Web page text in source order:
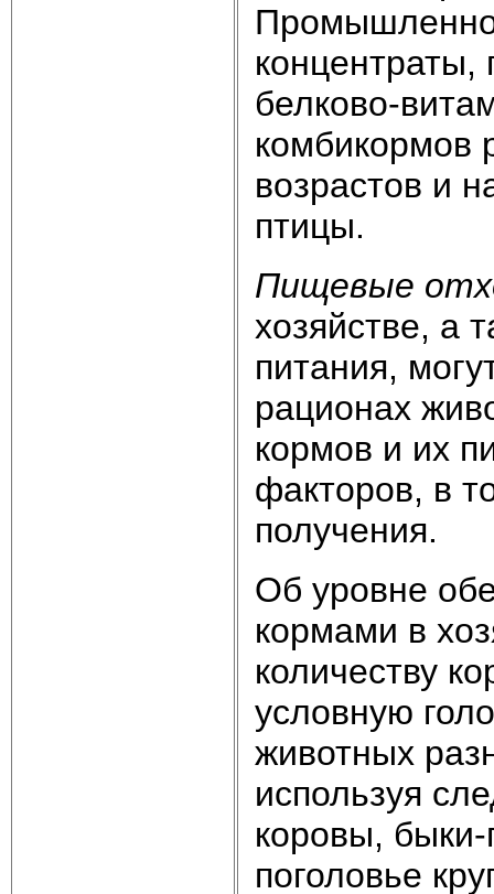
белково-
комбикормов
возрастов и
птицы.
Пищевые
хозяйстве, а
питания,
рационах
кормов и их
факторов, в
получения.
Об уровне
кормами в
количеству
условную
животных
используя
коровы,
поголовье